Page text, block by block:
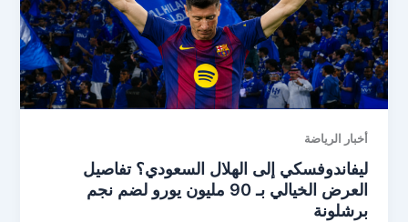
أخبار الرياضة
ليفاندوفسكي إلى الهلال السعودي؟ تفاصيل
العرض الخيالي بـ 90 مليون يورو لضم نجم
برشلونة